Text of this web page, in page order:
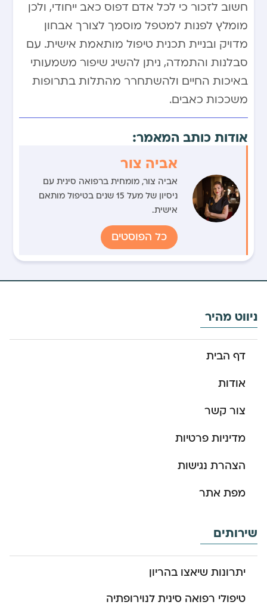
חשוב לזכור כי לכל אדם דפוס כאב ייחודי, ולכן
מומלץ לפנות למטפל מוסמך לצורך אבחון
מדויק ובניית תכנית טיפול מותאמת אישית. עם
סבלנות והתמדה, ניתן להשיג שיפור משמעותי
באיכות החיים ולהשתחרר מהתלות בתרופות
משככות כאבים.
אודות כותב המאמר:
אביה צור
אביה צור, מומחית ברפואה סינית עם
ניסיון של מעל 15 שנים בטיפול מותאם
אישית.
כל הפוסטים
ניווט מהיר
דף הבית
אודות
צור קשר
מדיניות פרטיות
הצהרת נגישות
מפת אתר
שירותים
יתרונות שיאצו בהריון
טיפולי רפואה סינית לנוירופתיה